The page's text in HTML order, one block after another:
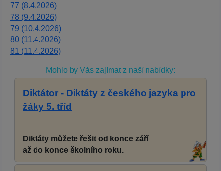
77 (8.4.2026)
78 (9.4.2026)
79 (10.4.2026)
80 (11.4.2026)
81 (11.4.2026)
Mohlo by Vás zajímat z naší nabídky:
Diktátor - Diktáty z českého jazyka pro
žáky 5. tříd
Diktáty můžete řešit od konce září
až do konce školního roku.